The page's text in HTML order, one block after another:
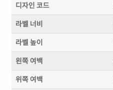
디자인 코드
라벨 너비
라벨 높이
왼쪽 여백
위쪽 여백